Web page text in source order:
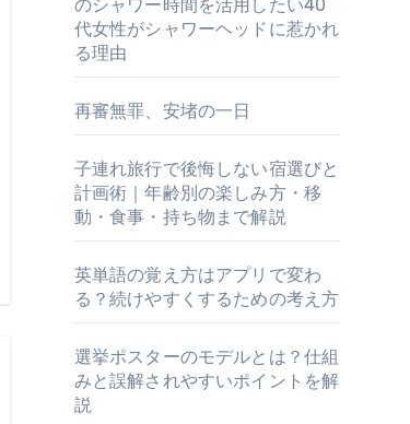
のシャワー時間を活用したい40
代女性がシャワーヘッドに惹かれ
る理由
再審無罪、安堵の一日
子連れ旅行で後悔しない宿選びと
計画術｜年齢別の楽しみ方・移
動・食事・持ち物まで解説
英単語の覚え方はアプリで変わ
る？続けやすくするための考え方
選挙ポスターのモデルとは？仕組
みと誤解されやすいポイントを解
説